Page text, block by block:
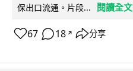
保出口流通。片段...
閱讀全文
67 18 ↗ 分享